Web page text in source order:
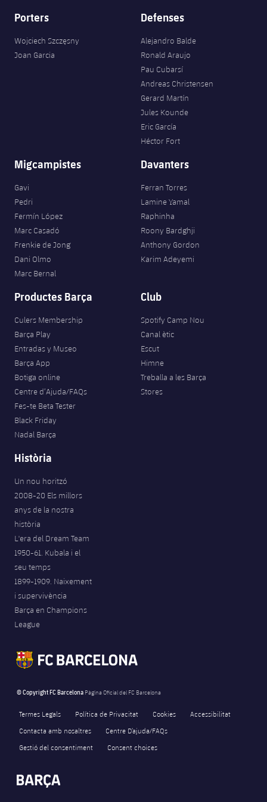
Calendari
Notícies
Voleibol masculí
Apunta't a les amateurs
plusicon
més
Apunta't a les amateurs
Carnet de l'Esportista Amateur
PLUSICON
MÉS
VALORANT Game Changers
eFootball
Porters
Wojciech Szczęsny
Joan Garcia
Defenses
Alejandro Balde
Ronald Araujo
Pau Cubarsí
Andreas Christensen
Gerard Martín
Jules Kounde
Eric García
Héctor Fort
Migcampistes
Gavi
Pedri
Fermín López
Marc Casadó
Frenkie de Jong
Dani Olmo
Marc Bernal
Davanters
Ferran Torres
Lamine Yamal
Raphinha
Roony Bardghji
Anthony Gordon
Karim Adeyemi
Productes Barça
Culers Membership
Barça Play
Entradas y Museo
Barça App
Botiga online
Centre d’Ajuda/FAQs
Fes-te Beta Tester
Black Friday
Nadal Barça
Club
Spotify Camp Nou
Canal ètic
Escut
Himne
Treballa a les Barça
Stores
Història
Un nou horitzó
2008-20 Els millors
anys de la nostra
història
L'era del Dream Team
1950-61. Kubala i el
seu temps
1899-1909. Naixement
i supervivència
Barça en Champions
League
© Copyright FC Barcelona Pàgina Oficial del FC Barcelona
Termes Legals Política de Privacitat Cookies
Accessibilitat
Contacta amb nosaltres
Centre D’ajuda/FAQs
Gestió del consentiment
Consent choices